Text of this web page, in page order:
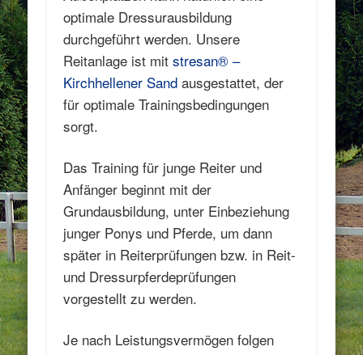
optimale Dressurausbildung
durchgeführt werden. Unsere
Reitanlage ist mitstresan® –
Kirchhellener Sand ausgestattet, der
für optimale Trainingsbedingungen
sorgt.
Das Training für junge Reiter und
Anfänger beginnt mit der
Grundausbildung, unter Einbeziehung
junger Ponys und Pferde, um dann
später in Reiterprüfungen bzw. in Reit-
und Dressurpferdeprüfungen
vorgestellt zu werden.
Je nach Leistungsvermögen folgen